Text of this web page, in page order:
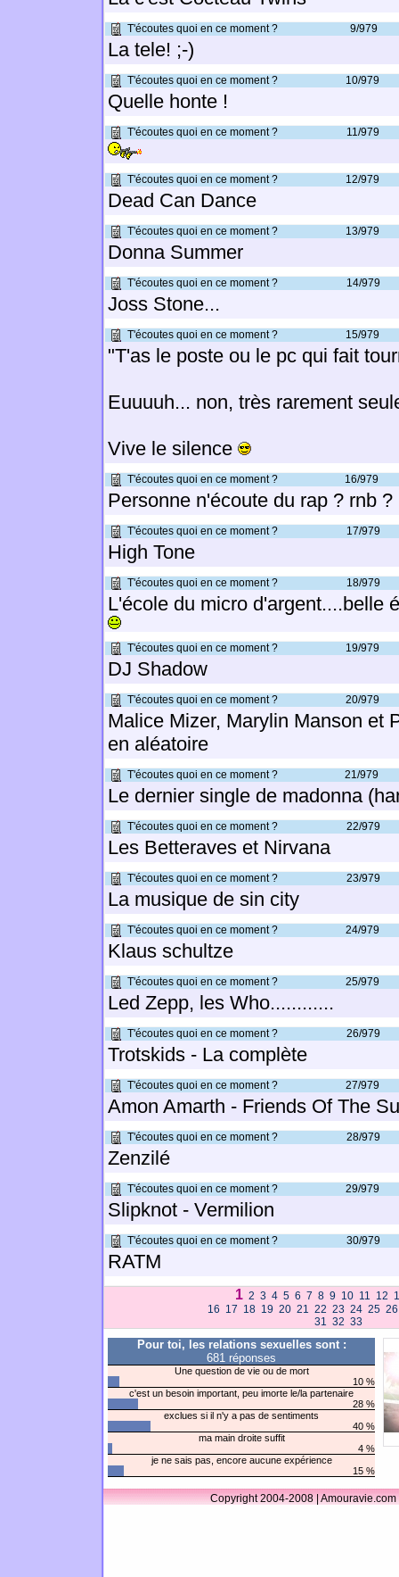
T'écoutes quoi en ce moment ? 9/979
La tele! ;-)
T'écoutes quoi en ce moment ? 10/979
Quelle honte !
T'écoutes quoi en ce moment ? 11/979
T'écoutes quoi en ce moment ? 12/979
Dead Can Dance
T'écoutes quoi en ce moment ? 13/979
Donna Summer
T'écoutes quoi en ce moment ? 14/979
Joss Stone...
T'écoutes quoi en ce moment ? 15/979
"T'as le poste ou le pc qui fait
Euuuuh... non, très rarement
Vive le silence
T'écoutes quoi en ce moment ? 16/979
Personne n'écoute du rap ? rnb ?
T'écoutes quoi en ce moment ? 17/979
High Tone
T'écoutes quoi en ce moment ? 18/979
L'école du micro d'argent....belle
T'écoutes quoi en ce moment ? 19/979
DJ Shadow
T'écoutes quoi en ce moment ? 20/979
Malice Mizer, Marylin Manson et
en aléatoire
T'écoutes quoi en ce moment ? 21/979
Le dernier single de madonna
T'écoutes quoi en ce moment ? 22/979
Les Betteraves et Nirvana
T'écoutes quoi en ce moment ? 23/979
La musique de sin city
T'écoutes quoi en ce moment ? 24/979
Klaus schultze
T'écoutes quoi en ce moment ? 25/979
Led Zepp, les Who............
T'écoutes quoi en ce moment ? 26/979
Trotskids - La complète
T'écoutes quoi en ce moment ? 27/979
Amon Amarth - Friends Of The
T'écoutes quoi en ce moment ? 28/979
Zenzilé
T'écoutes quoi en ce moment ? 29/979
Slipknot - Vermilion
T'écoutes quoi en ce moment ? 30/979
RATM
1 2 3 4 5 6 7 8 9 10 11 12
16 17 18 19 20 21 22 23 24 25 26
31 32 33
Pour toi, les relations sexuelles sont :
681 réponses
Une question de vie ou de mort
10 %
c'est un besoin important, peu imorte le/la partenaire
28 %
exclues si il n'y a pas de sentiments
40 %
ma main droite suffit
4 %
je ne sais pas, encore aucune expérience
15 %
Copyright 2004-2008 |